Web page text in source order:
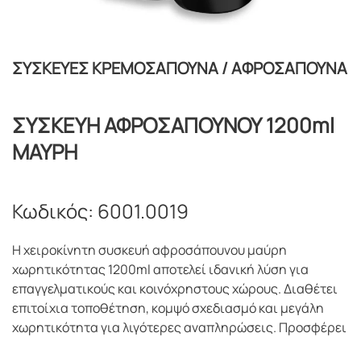
ΣΥΣΚΕΥΕΣ ΚΡΕΜΟΣΑΠΟΥΝΑ / ΑΦΡΟΣΑΠΟΥΝΑ
ΣΥΣΚΕΥΗ ΑΦΡΟΣΑΠΟΥΝΟΥ 1200ml
ΜΑΥΡΗ
Κωδικός: 6001.0019
Η χειροκίνητη συσκευή αφροσάπουνου μαύρη
χωρητικότητας 1200ml αποτελεί ιδανική λύση για
επαγγελματικούς και κοινόχρηστους χώρους. Διαθέτει
επιτοίχια τοποθέτηση, κομψό σχεδιασμό και μεγάλη
χωρητικότητα για λιγότερες αναπληρώσεις. Προσφέρει